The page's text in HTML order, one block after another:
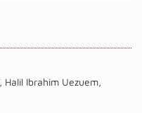
, Halil Ibrahim Uezuem,